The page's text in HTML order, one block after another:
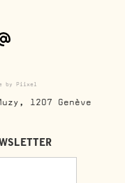
by Piixel
1207 Genève